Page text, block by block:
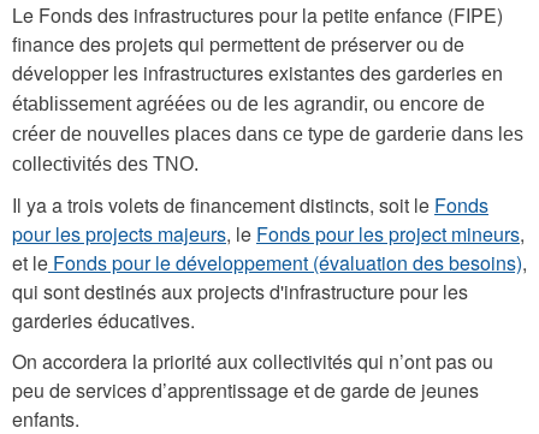
Le Fonds des infrastructures pour la petite enfance (FIPE)
finance des projets qui permettent de préserver ou de
développer les infrastructures existantes des garderies en
établissement agréées ou de les agrandir, ou encore de
créer de nouvelles places dans ce type de garderie dans les
collectivités des TNO.
Il ya a trois volets de financement distincts, soit le Fonds
pour les projects majeurs, le Fonds pour les project mineurs,
et le Fonds pour le développement (évaluation des besoins),
qui sont destinés aux projects d'infrastructure pour les
garderies éducatives.
On accordera la priorité aux collectivités qui n’ont pas ou
peu de services d’apprentissage et de garde de jeunes
enfants.